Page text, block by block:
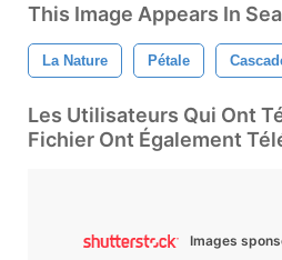
This Image Appears In
La Nature Pétale
Les Utilisateurs Qui Ont
Fichier Ont Également
Images